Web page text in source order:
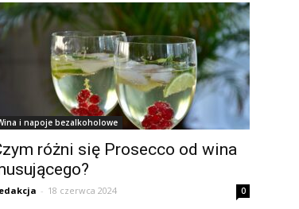
i napoje bezalkoholowe
różni się Prosecco od wina
- 18 czerwca 2024 0